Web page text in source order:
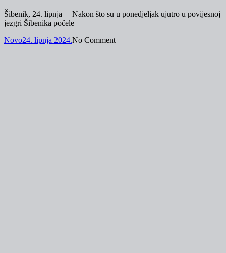
Šibenik, 24. lipnja – Nakon što su u ponedjeljak ujutro u povijesnoj
jezgri Šibenika počele
Novo24. lipnja 2024.No Comment